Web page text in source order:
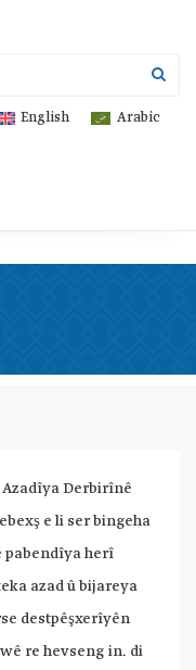
Arabic
English
Derbirînê
e li ser bingeha
pabendîya herî
azad û bijareya
destpêşxerîyên
re hevseng in. di